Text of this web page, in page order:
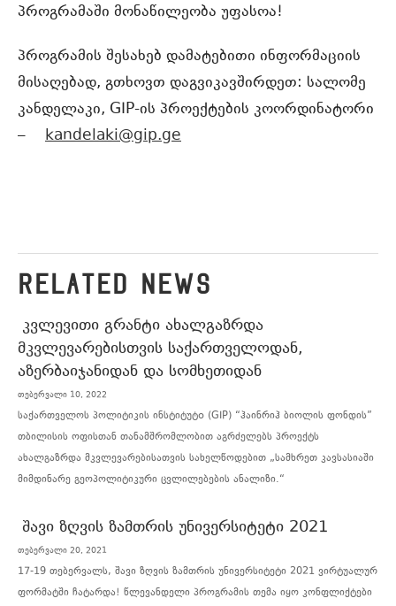
პროგრამაში მონაწილეობა უფასოა!
პროგრამის შესახებ დამატებითი ინფორმაციის
მისაღებად, გთხოვთ დაგვიკავშირდეთ: სალომე
კანდელაკი, GIP-ის პროექტების კოორდინატორი
– kandelaki@gip.ge
RELATED NEWS
ᲙᲕᲚᲔᲕᲘᲗᲘ ᲒᲠᲐᲜᲢᲘ ᲐᲮᲐᲚᲒᲐᲖᲠᲓᲐ
ᲛᲙᲕᲚᲔᲕᲐᲠᲔᲑᲘᲡᲗᲕᲘᲡ ᲡᲐᲥᲐᲠᲗᲕᲔᲚᲝᲓᲐᲜ,
ᲐᲖᲔᲠᲑᲐᲘᲯᲐᲜᲘᲓᲐᲜ ᲓᲐ ᲡᲝᲛᲮᲔᲗᲘᲓᲐᲜ
თებერვალი 10, 2022
საქართველოს პოლიტიკის ინსტიტუტo (GIP) “ჰაინრიჰ ბიოლის ფონდის”
თბილისის ოფისთან თანამშრომლობით აგრძელებს პროექტს
ახალგაზრდა მკვლევარებისათვის სახელწოდებით „სამხრეთ კავსასიაში
მიმდინარე გეოპოლიტიკური ცვლილებების ანალიზი.“
ᲨᲐᲕᲘ ᲖᲦᲕᲘᲡ ᲖᲐᲛᲗᲠᲘᲡ ᲣᲜᲘᲕᲔᲠᲡᲘᲢᲔᲢᲘ 2021
თებერვალი 20, 2021
17-19 თებერვალს, შავი ზღვის ზამთრის უნივერსიტეტი 2021 ვირტუალურ
ფორმატში ჩატარდა! წლევანდელი პროგრამის თემა იყო კონფლიქტები